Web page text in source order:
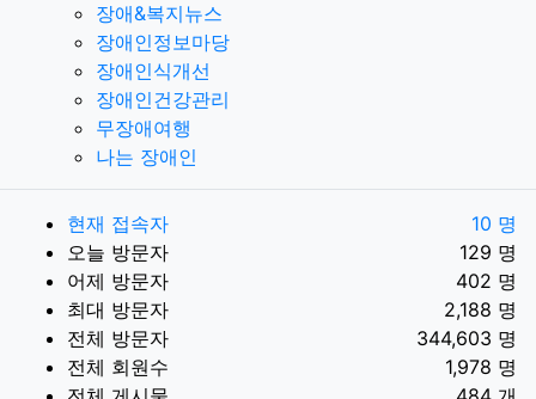
장애&복지뉴스
장애인정보마당
장애인식개선
장애인건강관리
무장애여행
나는 장애인
현재 접속자
10 명
오늘 방문자
129 명
어제 방문자
402 명
최대 방문자
2,188 명
전체 방문자
344,603 명
전체 회원수
1,978 명